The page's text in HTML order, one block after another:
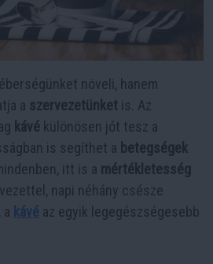
növeli, hanem
a szervezetünket is. Az
kávé különösen jót tesz a
is segíthet a betegségek
itt is a mértékletesség
napi néhány csésze
kávé az egyik legegészségesebb